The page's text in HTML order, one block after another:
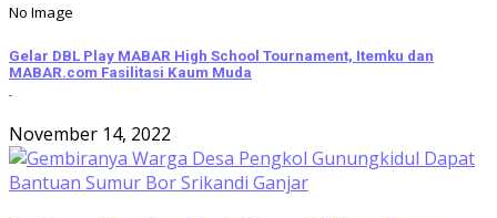
No Image
Gelar DBL Play MABAR High School Tournament, Itemku dan
MABAR.com Fasilitasi Kaum Muda
November 14, 2022